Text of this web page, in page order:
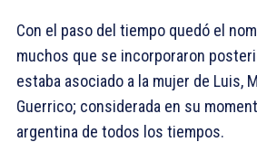
Con el paso del tiempo quedó el
muchos que se incorporaron
estaba asociado a la mujer de Luis,
Guerrico; considerada en su
argentina de todos los tiempos.